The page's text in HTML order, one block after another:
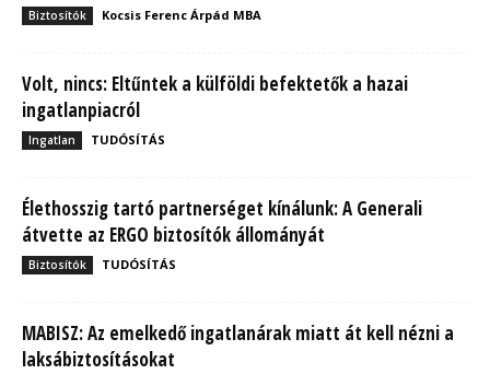
Biztosítók Kocsis Ferenc Árpád MBA
Volt, nincs: Eltűntek a külföldi befektetők a hazai
ingatlanpiacról
Ingatlan TUDÓSÍTÁS
Élethosszig tartó partnerséget kínálunk: A Generali
átvette az ERGO biztosítók állományát
Biztosítók TUDÓSÍTÁS
MABISZ: Az emelkedő ingatlanárak miatt át kell nézni a
laksábiztosításokat